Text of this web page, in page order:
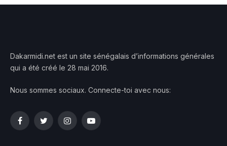
Dakarmidi.net est un site sénégalais d’informations générales
qui a été créé le 28 mai 2016.
Nous sommes sociaux. Connecte-toi avec nous:
FacebookTwitterInstagramYouTube